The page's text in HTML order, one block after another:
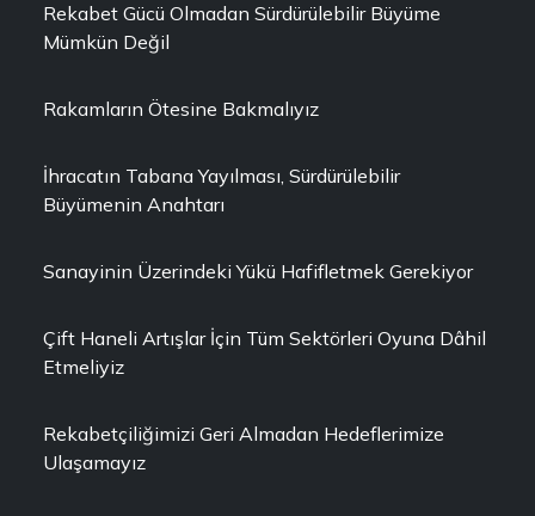
Rekabet Gücü Olmadan Sürdürülebilir Büyüme
Mümkün Değil
Rakamların Ötesine Bakmalıyız
İhracatın Tabana Yayılması, Sürdürülebilir
Büyümenin Anahtarı
Sanayinin Üzerindeki Yükü Hafifletmek Gerekiyor
Çift Haneli Artışlar İçin Tüm Sektörleri Oyuna Dâhil
Etmeliyiz
Rekabetçiliğimizi Geri Almadan Hedeflerimize
Ulaşamayız